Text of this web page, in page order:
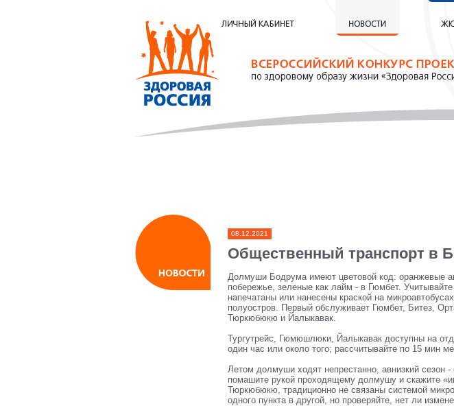
08.12.2021
Общественный транспорт в
Долмуши Бодрума имеют цветовой код: оранжевые
побережье, зеленые как лайм - в Гюмбет. Учитывайте
напечатаны или нанесены краской на
полуостров. Первый обслуживает Гюмбет, Битез,
Тюркюбюкю и Йалыкавак.
Тургутрейс, Гюмюшлюки, Йалыкавак доступны на
один час или около того; рассчитывайте по 15 мин
Летом долмуши ходят непрестанно, авнизкий
помашите рукой проходящему долмушу и скажите
Тюркюбюкю, традиционно не связаны системой
одного пункта в другой, но проверяйте, нет ли